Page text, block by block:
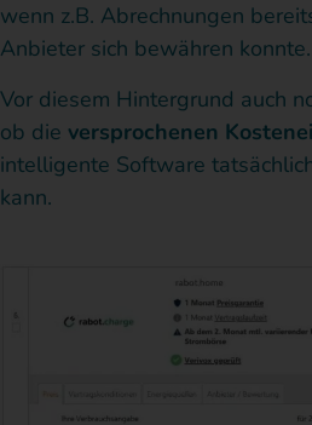
wenn z.B. Abrechnungen
Anbieter sich bewähren konnte.
Vor diesem Hintergrund auch
ob die versprochenen
intelligente Software
kann.